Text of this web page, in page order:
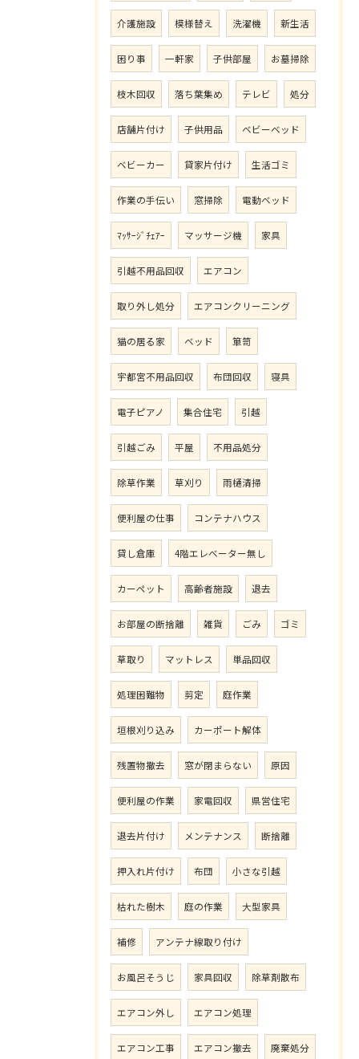
介護施設 模様替え 洗濯機 新生活
困り事 一軒家 子供部屋 お墓掃除
枝木回収 落ち葉集め テレビ 処分
店舗片付け 子供用品 ベビーベッド
ベビーカー 貸家片付け 生活ゴミ
作業の手伝い 窓掃除 電動ベッド
ﾏｯｻｰｼﾞﾁｪｱｰ マッサージ機 家具
引越不用品回収 エアコン
取り外し処分 エアコンクリーニング
猫の居る家 ベッド 箪笥
宇都宮不用品回収 布団回収 寝具
電子ピアノ 集合住宅 引越
引越ごみ 平屋 不用品処分
除草作業 草刈り 雨樋清掃
便利屋の仕事 コンテナハウス
貸し倉庫 4階エレベーター無し
カーペット 高齢者施設 退去
お部屋の断捨離 雑貨 ごみ ゴミ
草取り マットレス 単品回収
処理困難物 剪定 庭作業
垣根刈り込み カーポート解体
残置物撤去 窓が閉まらない 原因
便利屋の作業 家電回収 県営住宅
退去片付け メンテナンス 断捨離
押入れ片付け 布団 小さな引越
枯れた樹木 庭の作業 大型家具
補修 アンテナ線取り付け
お風呂そうじ 家具回収 除草剤散布
エアコン外し エアコン処理
エアコン工事 エアコン撤去 廃棄処分